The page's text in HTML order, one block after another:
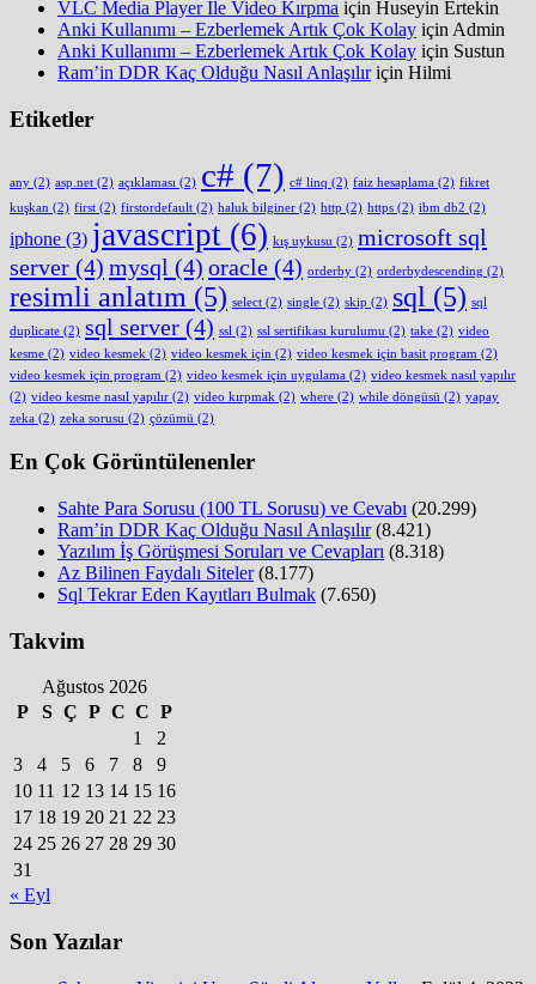
VLC Media Player İle Video Kırpma için Huseyin Ertekin
Anki Kullanımı – Ezberlemek Artık Çok Kolay için Admin
Anki Kullanımı – Ezberlemek Artık Çok Kolay için Sustun
Ram’in DDR Kaç Olduğu Nasıl Anlaşılıriçin Hilmi
Etiketler
any (2) asp.net (2) açıklaması (2) c# (7) c# linq (2) faiz hesaplama (2) fikret
kuşkan (2) first (2) firstordefault (2) haluk bilginer (2) http (2) https (2) ibm db2 (2)
iphone (3) javascript (6) kış uykusu (2) microsoft sql
server (4) mysql (4) oracle (4) orderby (2) orderbydescending (2)
resimli anlatım (5) select (2) single (2) skip (2) sql (5) sql
duplicate (2) sql server (4) ssl (2) ssl sertifikası kurulumu (2) take (2) video
kesme (2) video kesmek (2) video kesmek için (2) video kesmek için basit program (2)
video kesmek için program (2) video kesmek için uygulama (2) video kesmek nasıl yapılır
(2) video kesme nasıl yapılır (2) video kırpmak (2) where (2) while döngüsü (2) yapay
zeka (2) zeka sorusu (2) çözümü (2)
En Çok Görüntülenenler
Sahte Para Sorusu (100 TL Sorusu) ve Cevabı (20.299)
Ram’in DDR Kaç Olduğu Nasıl Anlaşılır (8.421)
Yazılım İş Görüşmesi Soruları ve Cevapları (8.318)
Az Bilinen Faydalı Siteler (8.177)
Sql Tekrar Eden Kayıtları Bulmak (7.650)
Takvim
Ağustos 2026
P
S Ç P C C P
1
2
3
4 5 6 7 8
9
10 11 12 13 14 15 16
17 18 19 20 21 22 23
24 25 26 27 28 29 30
31
« Eyl
Son Yazılar